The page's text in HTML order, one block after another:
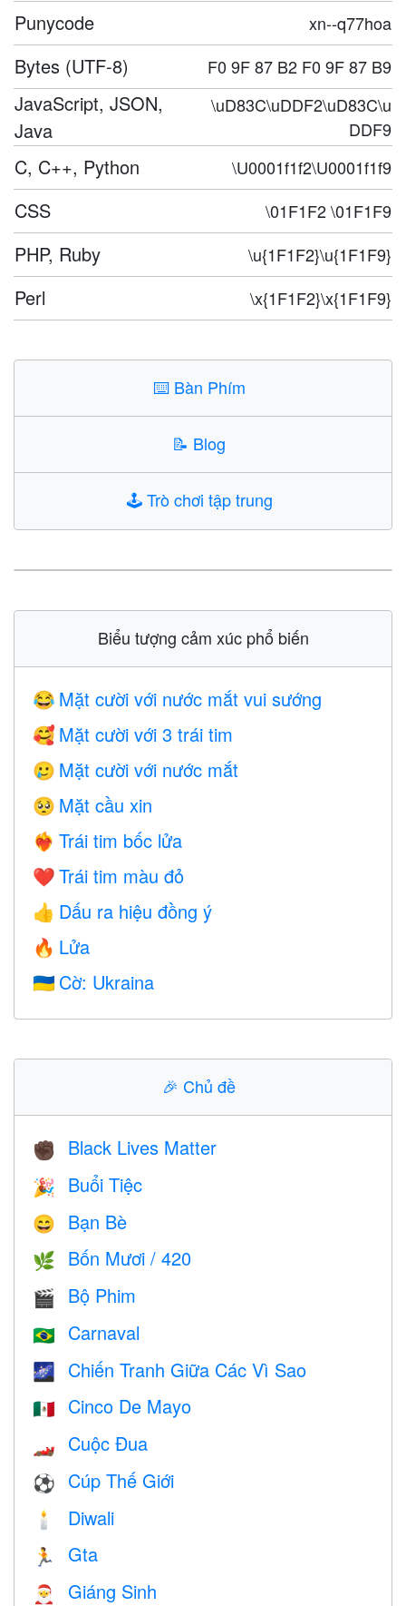
Punycode xn--q77hoa
Bytes (UTF-8) F0 9F 87 B2 F0 9F 87 B9
JavaScript, JSON,
Java
\uD83C\uDDF2\uD83C\u
DDF9
C, C++, Python \U0001f1f2\U0001f1f9
CSS \01F1F2 \01F1F9
PHP, Ruby \u{1F1F2}\u{1F1F9}
Perl \x{1F1F2}\x{1F1F9}
⌨️ Bàn Phím
📝 Blog
🕹️Trò chơi tập trung
Biểu tượng cảm xúc phổ biến
😂 Mặt cười với nước mắt vui sướng
🥰 Mặt cười với 3 trái tim
🥲 Mặt cười với nước mắt
🥺 Mặt cầu xin
❤️‍🔥 Trái tim bốc lửa
❤️ Trái tim màu đỏ
👍 Dấu ra hiệu đồng ý
🔥 Lửa
🇺🇦 Cờ: Ukraina
🎉 Chủ đề
✊🏿 Black Lives Matter
🎉 Buổi Tiệc
😄 Bạn Bè
🌿 Bốn Mươi / 420
🎬 Bộ Phim
🇧🇷 Carnaval
🌌 Chiến Tranh Giữa Các Vì Sao
🇲🇽 Cinco De Mayo
🏎 Cuộc Đua
⚽ Cúp Thế Giới
🕯 Diwali
🏃 Gta
🎅 Giáng Sinh